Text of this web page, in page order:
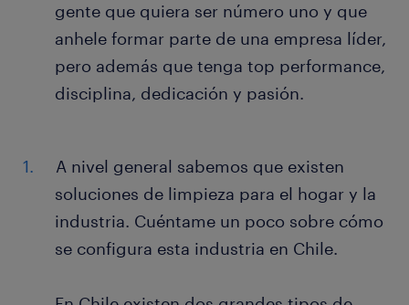
gente que quiera ser número uno y que
anhele formar parte de una empresa líder,
pero además que tenga top performance,
disciplina, dedicación y pasión.
A nivel general sabemos que existen
soluciones de limpieza para el hogar y la
industria. Cuéntame un poco sobre cómo
se configura esta industria en Chile.